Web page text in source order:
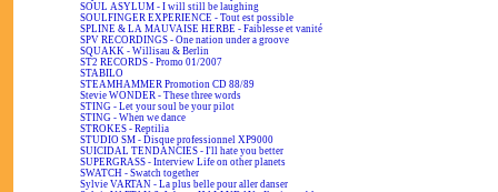
SOUL ASYLUM - I will still be laughing
SOULFINGER EXPERIENCE - Tout est possible
SPLINE & LA MAUVAISE HERBE - Faiblesse et vanité
SPV RECORDINGS - One nation under a groove
SQUAKK - Willisau & Berlin
ST2 RECORDS - Promo 01/2007
STABILO
STEAMHAMMER Promotion CD 88/89
Stevie WONDER - These three words
STING - Let your soul be your pilot
STING - When we dance
STROKES - Reptilia
STUDIO SM - Disque professionnel XP9000
SUICIDAL TENDANCIES - I'll hate you better
SUPERGRASS - Interview Life on other planets
SWATCH - Swatch together
Sylvie VARTAN - La plus belle pour aller danser